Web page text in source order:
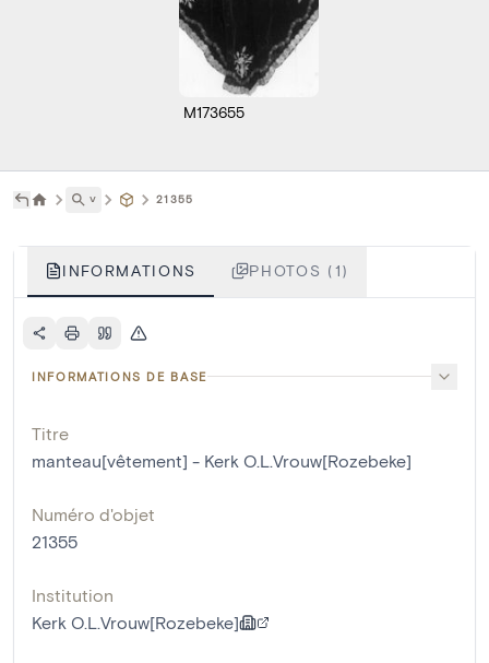
M173655
˅ 21355
INFORMATIONS PHOTOS (1)
INFORMATIONS DE BASE
Titre
manteau[vêtement] - Kerk O.L.Vrouw[Rozebeke]
Numéro d'objet
21355
Institution
Kerk O.L.Vrouw[Rozebeke]